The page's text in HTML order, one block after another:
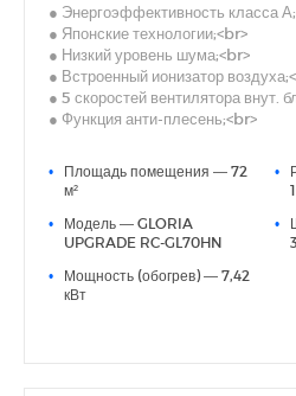
● Энергоэффективность класса
● Японские технологии;<br>
● Низкий уровень шума;<br>
● Встроенный ионизатор
● 5 скоростей вентилятора внут.
● Функция анти-плесень;<br>
● Дополнительная шумоизоляция
<br>
● Русифицированный пульт<br>
<br>
•
Площадь помещения — 72
м²
•
Модель — GLORIA
UPGRADE RC-GL70HN
•
Мощность (обогрев) — 7,42
кВт
•
•